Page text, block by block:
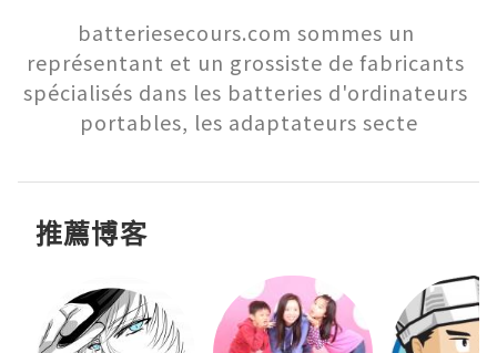
batteriesecours.com sommes un
représentant et un grossiste de fabricants
spécialisés dans les batteries d'ordinateurs
portables, les adaptateurs secte
推薦博客